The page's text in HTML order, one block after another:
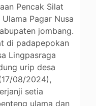
Pencak Silat
Pagar Nusa
jombang.
di padapepokan
Lingpasraga
urip desa
08/2024),
setia
ulama dan